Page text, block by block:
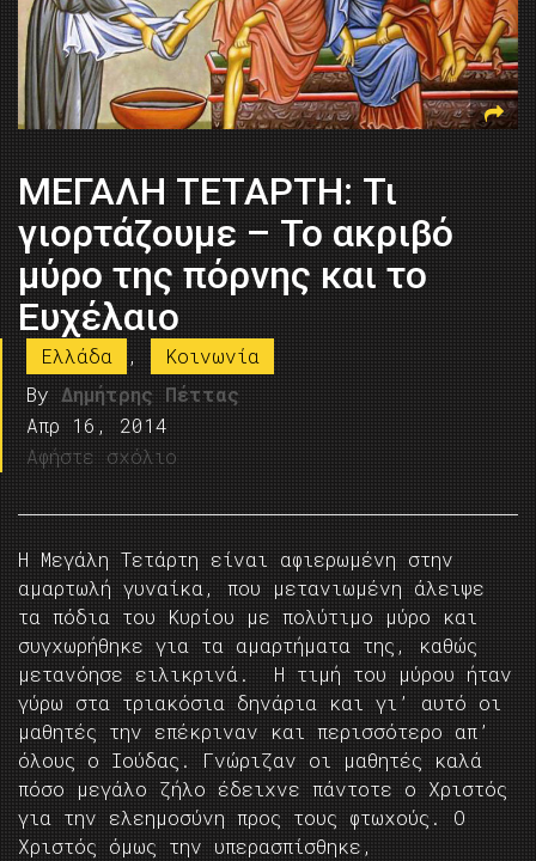
ΜΕΓΑΛΗ ΤΕΤΑΡΤΗ: Τι
γιορτάζουμε – Το ακριβό
μύρο της πόρνης και το
Ευχέλαιο
Ελλάδα ,
Κοινωνία
By Δημήτρης Πέττας
Απρ 16, 2014
Αφήστε σχόλιο
Η Μεγάλη Τετάρτη είναι αφιερωμένη στην
αμαρτωλή γυναίκα, που μετανιωμένη άλειψε
τα πόδια του Κυρίου με πολύτιμο μύρο και
συγχωρήθηκε για τα αμαρτήματα της, καθώς
μετανόησε ειλικρινά. Η τιμή του μύρου ήταν
γύρω στα τριακόσια δηνάρια και γι’ αυτό οι
μαθητές την επέκριναν και περισσότερο απ’
όλους ο Ιούδας. Γνώριζαν οι μαθητές καλά
πόσο μεγάλο ζήλο έδειχνε πάντοτε ο Χριστός
για την ελεημοσύνη προς τους φτωχούς. Ο
Χριστός όμως την υπερασπίσθηκε,